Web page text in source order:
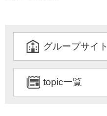
グループサイト
topic一覧